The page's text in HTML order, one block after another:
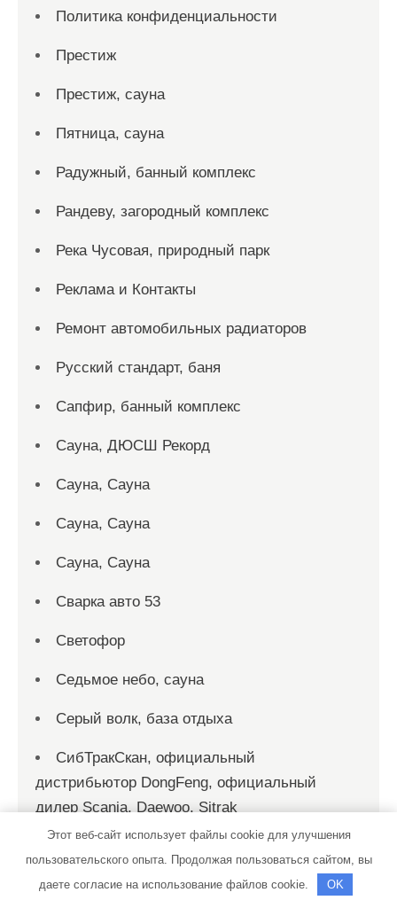
Политика конфиденциальности
Престиж
Престиж, сауна
Пятница, сауна
Радужный, банный комплекс
Рандеву, загородный комплекс
Река Чусовая, природный парк
Реклама и Контакты
Ремонт автомобильных радиаторов
Русский стандарт, баня
Сапфир, банный комплекс
Сауна, ДЮСШ Рекорд
Сауна, Сауна
Сауна, Сауна
Сауна, Сауна
Сварка авто 53
Светофор
Седьмое небо, сауна
Серый волк, база отдыха
СибТракСкан, официальный
дистрибьютор DongFeng, официальный
дилер Scania, Daewoo, Sitrak
Сказка, клуб отдыха
Скиф, автомойка
Этот веб-сайт использует файлы cookie для улучшения
пользовательского опыта. Продолжая пользоваться сайтом, вы
даете согласие на использование файлов cookie.
OK